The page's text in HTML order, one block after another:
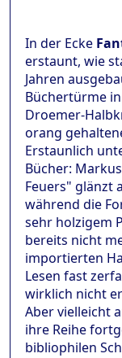
In der Ecke
erstaunt, wie
Jahren
Büchertürme
Droemer-
orang
Erstaunlich
Bücher:
Feuers" glänzt
während die
sehr holzigem
bereits nicht
importierten
Lesen fast
wirklich nicht
Aber vielleicht
ihre Reihe
bibliophilen